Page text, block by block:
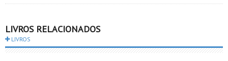
LIVROS RELACIONADOS
LIVROS